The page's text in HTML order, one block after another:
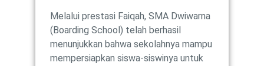
Melalui prestasi Faiqah, SMA Dwiwarna
(Boarding School) telah berhasil
menunjukkan bahwa sekolahnya mampu
mempersiapkan siswa-siswinya untuk